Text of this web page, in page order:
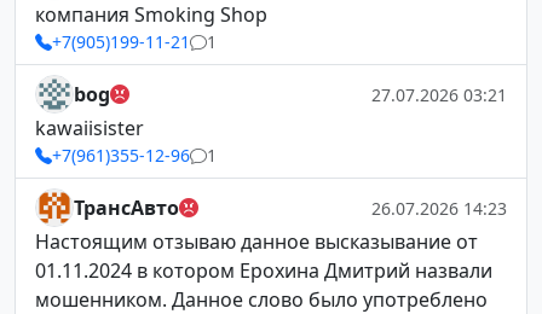
компания Smoking Shop
+7(905)199-11-21 1
bog 27.07.2026 03:21
kawaiisister
+7(961)355-12-96 1
ТрансАвто 26.07.2026 14:23
Настоящим отзываю данное высказывание от
01.11.2024 в котором Ерохина Дмитрий назвали
мошенником. Данное слово было употреблено